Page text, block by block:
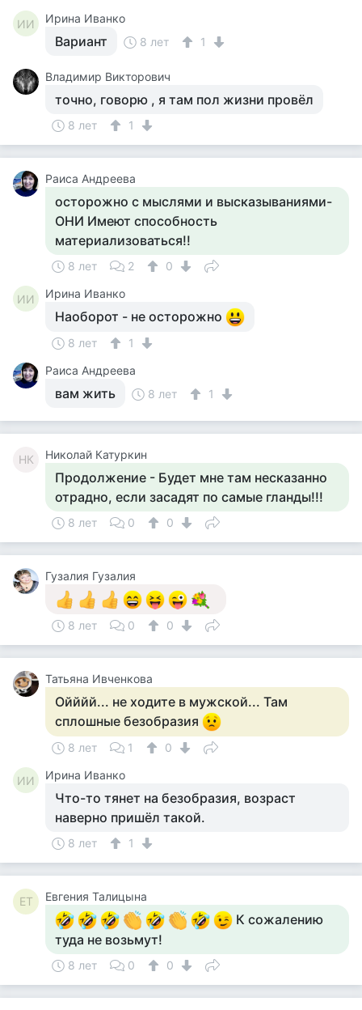
ИИ Ирина Иванко
Вариант 8 лет 1
Владимир Викторович
точно, говорю , я там пол жизни провёл
8 лет 1
Раиса Андреева
осторожно с мыслями и высказываниями-
ОНИ Имеют способность
материализоваться!!
8 лет 2 0
ИИ Ирина Иванко
Наоборот - не осторожно
8 лет
1
Раиса Андреева
вам жить 8 лет 1
НК Николай Катуркин
Продолжение - Будет мне там несказанно
отрадно, если засадят по самые гланды!!!
8 лет 0 0
Гузалия Гузалия
8 лет 0 0
Татьяна Ивченкова
Ойййй... не ходите в мужской... Там
сплошные безобразия
8 лет 1 0
ИИ Ирина Иванко
Что-то тянет на безобразия, возраст
наверно пришёл такой.
8 лет 1
ЕТ Евгения Талицына
К сожалению
туда не возьмут!
8 лет 0 0